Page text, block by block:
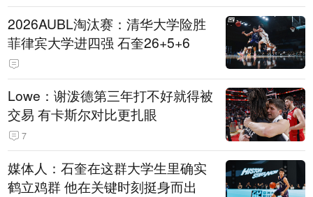
2026AUBL淘汰赛：清华大学险胜
菲律宾大学进四强 石奎26+5+6
Lowe：谢泼德第三年打不好就得被
交易 有卡斯尔对比更扎眼
7
媒体人：石奎在这群大学生里确实
鹤立鸡群 他在关键时刻挺身而出